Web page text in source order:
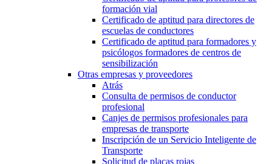
formación vial
Certificado de aptitud para directores de
escuelas de conductores
Certificado de aptitud para formadores y
psicólogos formadores de centros de
sensibilización
Otras empresas y proveedores
Atrás
Consulta de permisos de conductor
profesional
Canjes de permisos profesionales para
empresas de transporte
Inscripción de un Servicio Inteligente de
Transporte
Solicitud de placas rojas